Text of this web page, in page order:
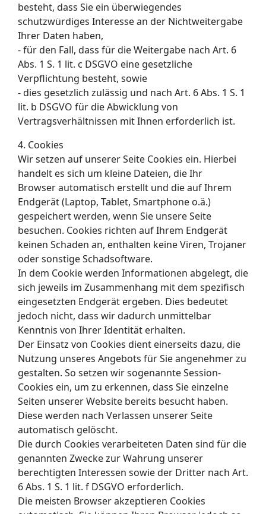
besteht, dass Sie ein überwiegendes
schutzwürdiges Interesse an der Nichtweitergabe
Ihrer Daten haben,
- für den Fall, dass für die Weitergabe nach Art. 6
Abs. 1 S. 1 lit. c DSGVO eine gesetzliche
Verpflichtung besteht, sowie
- dies gesetzlich zulässig und nach Art. 6 Abs. 1 S. 1
lit. b DSGVO für die Abwicklung von
Vertragsverhältnissen mit Ihnen erforderlich ist.
4. Cookies
Wir setzen auf unserer Seite Cookies ein. Hierbei
handelt es sich um kleine Dateien, die Ihr
Browser automatisch erstellt und die auf Ihrem
Endgerät (Laptop, Tablet, Smartphone o.ä.)
gespeichert werden, wenn Sie unsere Seite
besuchen. Cookies richten auf Ihrem Endgerät
keinen Schaden an, enthalten keine Viren, Trojaner
oder sonstige Schadsoftware.
In dem Cookie werden Informationen abgelegt, die
sich jeweils im Zusammenhang mit dem spezifisch
eingesetzten Endgerät ergeben. Dies bedeutet
jedoch nicht, dass wir dadurch unmittelbar
Kenntnis von Ihrer Identität erhalten.
Der Einsatz von Cookies dient einerseits dazu, die
Nutzung unseres Angebots für Sie angenehmer zu
gestalten. So setzen wir sogenannte Session‐
Cookies ein, um zu erkennen, dass Sie einzelne
Seiten unserer Website bereits besucht haben.
Diese werden nach Verlassen unserer Seite
automatisch gelöscht.
Die durch Cookies verarbeiteten Daten sind für die
genannten Zwecke zur Wahrung unserer
berechtigten Interessen sowie der Dritter nach Art.
6 Abs. 1 S. 1 lit. f DSGVO erforderlich.
Die meisten Browser akzeptieren Cookies